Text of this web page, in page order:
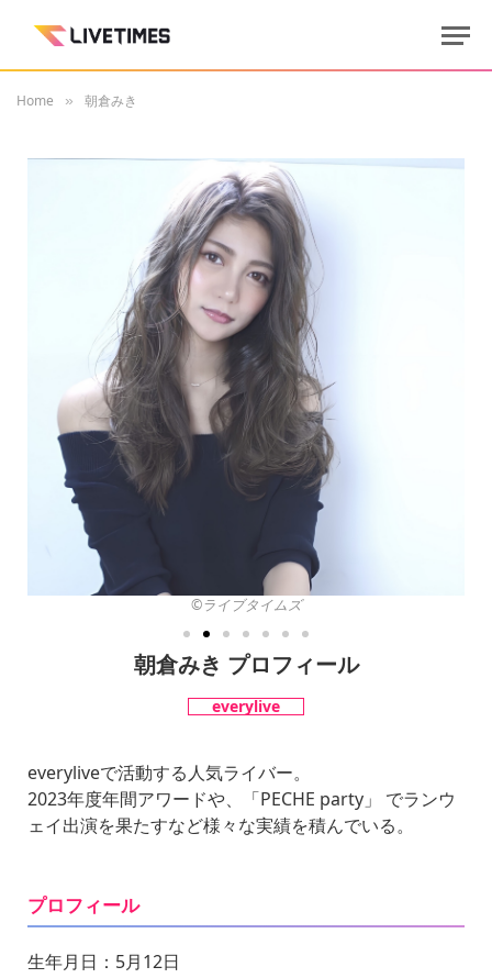
Home » 朝倉みき
©︎ライブタイムズ
朝倉みき プロフィール
everylive
everyliveで活動する人気ライバー。
2023年度年間アワードや、「PECHE party」 でランウ
ェイ出演を果たすなど様々な実績を積んでいる。
プロフィール
生年月日：5月12日